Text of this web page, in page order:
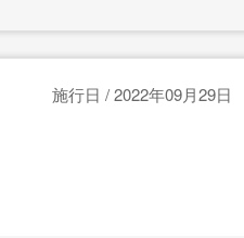
施行日 / 2022年09月29日